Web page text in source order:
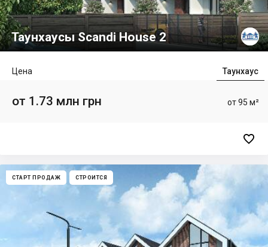
Таунхаусы Scandi House 2
Таунхаус
Цена
от 95 м²
от 1.73 млн грн

СТАРТ ПРОДАЖ СТРОИТСЯ